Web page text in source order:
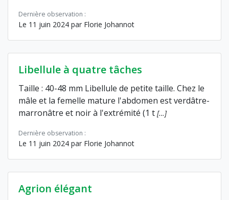
Dernière observation :
Le 11 juin 2024 par Florie Johannot
Libellule à quatre tâches
Taille : 40-48 mm Libellule de petite taille. Chez le
mâle et la femelle mature l'abdomen est verdâtre-
marronâtre et noir à l'extrémité (1 t […]
Dernière observation :
Le 11 juin 2024 par Florie Johannot
Agrion élégant